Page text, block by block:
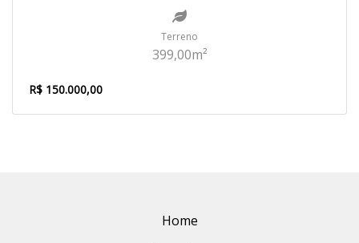
Terreno
399,00m²
R$ 150.000,00
Home